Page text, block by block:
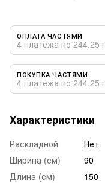
ОПЛАТА ЧАСТЯМИ
4 платежа по 244.25
ПОКУПКА ЧАСТЯМИ
4 платежа по 244.25
Характеристики
Раскладной
Нет
Ширина (см)
90
Длина (см)
150